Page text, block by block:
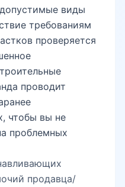
виды
требованиям
проверяется
проводит
чтобы вы не
проблемных
продавца/